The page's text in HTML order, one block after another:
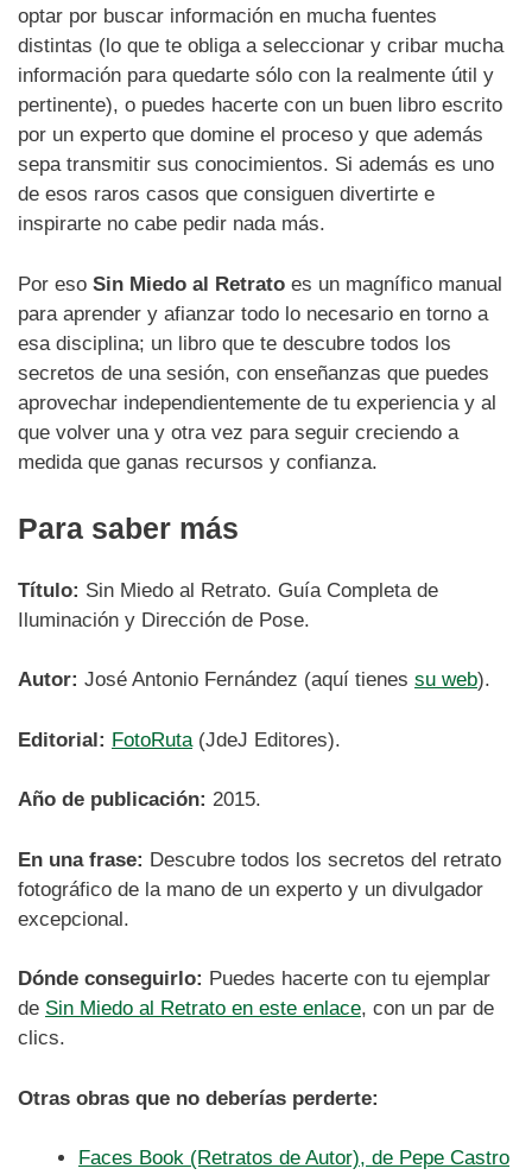
optar por buscar información en mucha fuentes
distintas (lo que te obliga a seleccionar y cribar mucha
información para quedarte sólo con la realmente útil y
pertinente), o puedes hacerte con un buen libro escrito
por un experto que domine el proceso y que además
sepa transmitir sus conocimientos. Si además es uno
de esos raros casos que consiguen divertirte e
inspirarte no cabe pedir nada más.
Por eso Sin Miedo al Retrato es un magnífico manual
para aprender y afianzar todo lo necesario en torno a
esa disciplina; un libro que te descubre todos los
secretos de una sesión, con enseñanzas que puedes
aprovechar independientemente de tu experiencia y al
que volver una y otra vez para seguir creciendo a
medida que ganas recursos y confianza.
Para saber más
Título: Sin Miedo al Retrato. Guía Completa de
Iluminación y Dirección de Pose.
Autor: José Antonio Fernández (aquí tienes su web).
Editorial: FotoRuta(JdeJ Editores).
Año de publicación: 2015.
En una frase: Descubre todos los secretos del retrato
fotográfico de la mano de un experto y un divulgador
excepcional.
Dónde conseguirlo: Puedes hacerte con tu ejemplar
de Sin Miedo al Retrato en este enlace, con un par de
clics.
Otras obras que no deberías perderte:
Faces Book (Retratos de Autor), de Pepe Castro